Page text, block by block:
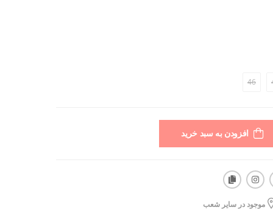
46
افزودن به سبد خرید
موجود در سایر شعب